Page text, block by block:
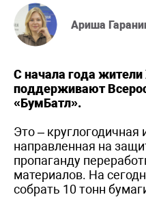
Ариша
С начала года жители
поддерживают
«БумБатл».
Это – круглогодичная
направленная на
пропаганду
материалов. На
собрать 10 тонн